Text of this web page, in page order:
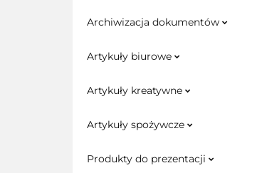
Archiwizacja dokumentów
Artykuły biurowe
Artykuły kreatywne
Artykuły spożywcze
Produkty do prezentacji